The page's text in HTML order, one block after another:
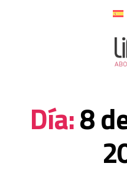
Día:8